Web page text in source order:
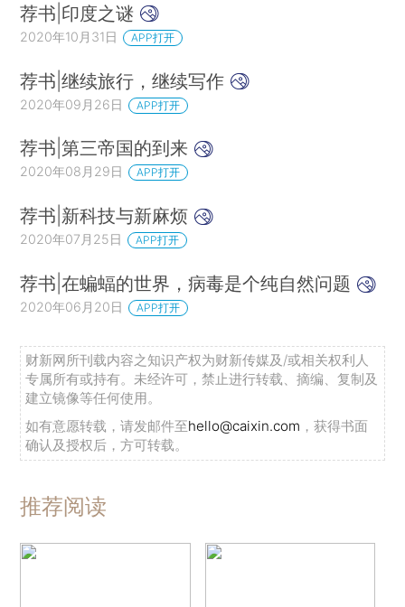
荐书|印度之谜
2020年10月31日 APP打开
荐书|继续旅行，继续写作
2020年09月26日 APP打开
荐书|第三帝国的到来
2020年08月29日 APP打开
荐书|新科技与新麻烦
2020年07月25日 APP打开
荐书|在蝙蝠的世界，病毒是个纯自然问题
2020年06月20日 APP打开
财新网所刊载内容之知识产权为财新传媒及/或相关权利人
专属所有或持有。未经许可，禁止进行转载、摘编、复制及
建立镜像等任何使用。
如有意愿转载，请发邮件至hello@caixin.com ，获得书面
确认及授权后，方可转载。
推荐阅读